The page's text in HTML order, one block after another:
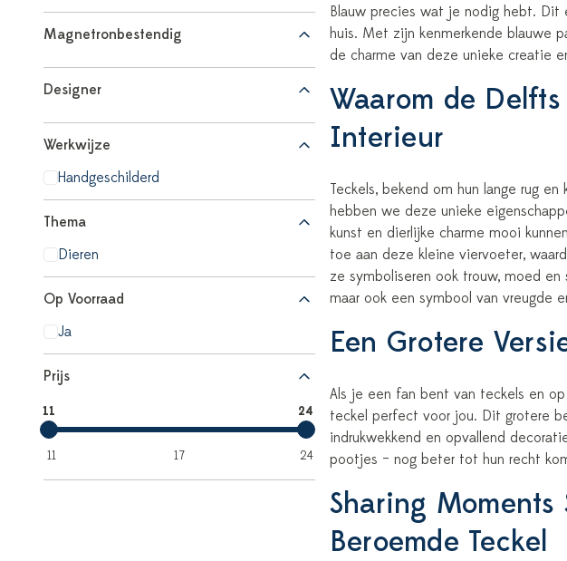
Prijs
11 24
11 17 24
Magnetronbestendig
Designer
Werkwijze
Handgeschilderd
Thema
Dieren
Op Voorraad
Ja
Blauw precies wat je nodig hebt. Dit
huis. Met zijn kenmerkende blauwe
de charme van deze unieke creatie
Waarom de
Interieur
Teckels, bekend om hun lange rug
hebben we deze unieke
kunst en dierlijke charme mooi
toe aan deze kleine viervoeter,
ze symboliseren ook trouw, moed
maar ook een symbool van vreugde
Een Grotere
Als je een fan bent van teckels en
teckel perfect voor jou. Dit grotere
indrukwekkend en opvallend
pootjes – nog beter tot hun recht
Sharing Moments
Beroemde Teckel